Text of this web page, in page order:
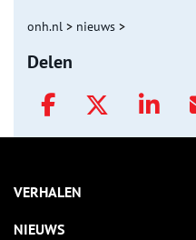
onh.nl > nieuws >
Delen
VERHALEN
NIEUWS